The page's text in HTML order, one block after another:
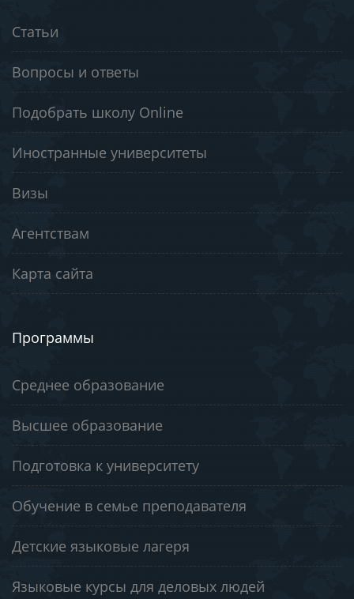
Статьи
Вопросы и ответы
Подобрать школу Online
Иностранные университеты
Визы
Агентствам
Карта сайта
Программы
Среднее образование
Высшее образование
Подготовка к университету
Обучение в семье преподавателя
Детские языковые лагеря
Языковые курсы для деловых людей